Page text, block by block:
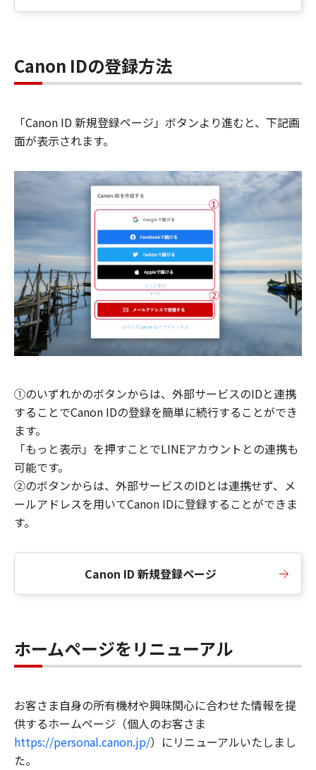
Canon IDの登録方法
「Canon ID 新規登録ページ」ボタンより進むと、下記画
面が表示されます。
①のいずれかのボタンからは、外部サービスのIDと連携
することでCanon IDの登録を簡単に続行することができ
ます。
「もっと表示」を押すことでLINEアカウントとの連携も
可能です。
②のボタンからは、外部サービスのIDとは連携せず、メ
ールアドレスを用いてCanon IDに登録することができま
す。
Canon ID 新規登録ページ
ホームページをリニューアル
お客さま自身の所有機材や興味関心に合わせた情報を提
供するホームページ（個人のお客さま
https://personal.canon.jp/）にリニューアルいたしまし
た。